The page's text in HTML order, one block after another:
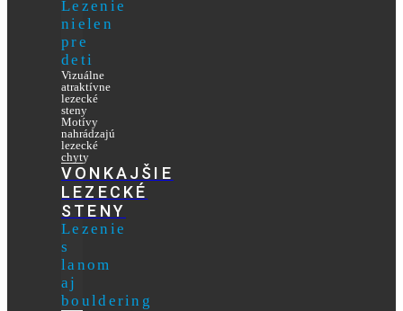
Lezenie
nielen
pre
deti
Vizuálne
atraktívne
lezecké
steny
Motívy
nahrádzajú
lezecké
chyty
VONKAJŠIE
LEZECKÉ
STENY
Lezenie
s
lanom
aj
bouldering